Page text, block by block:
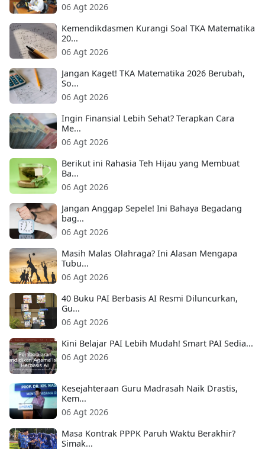
06 Agt 2026
Kemendikdasmen Kurangi Soal TKA Matematika
20...
06 Agt 2026
Jangan Kaget! TKA Matematika 2026 Berubah,
So...
06 Agt 2026
Ingin Finansial Lebih Sehat? Terapkan Cara
Me...
06 Agt 2026
Berikut ini Rahasia Teh Hijau yang Membuat
Ba...
06 Agt 2026
Jangan Anggap Sepele! Ini Bahaya Begadang
bag...
06 Agt 2026
Masih Malas Olahraga? Ini Alasan Mengapa
Tubu...
06 Agt 2026
40 Buku PAI Berbasis AI Resmi Diluncurkan,
Gu...
06 Agt 2026
Kini Belajar PAI Lebih Mudah! Smart PAI Sedia...
06 Agt 2026
Kesejahteraan Guru Madrasah Naik Drastis,
Kem...
06 Agt 2026
Masa Kontrak PPPK Paruh Waktu Berakhir?
Simak...